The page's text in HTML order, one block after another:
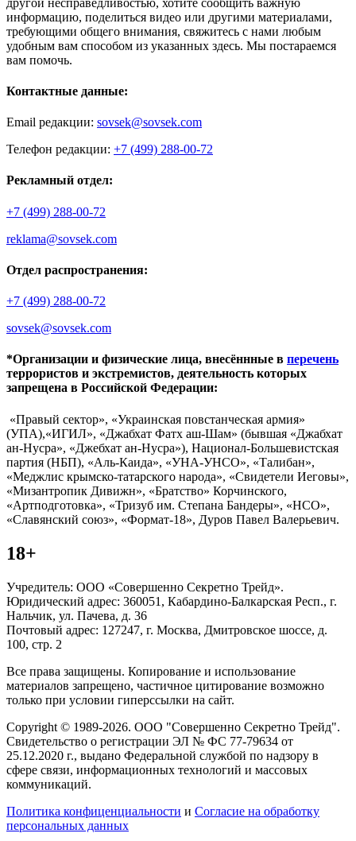
информацию, поделиться видео или другими материалами,
требующими общего внимания, свяжитесь с нами любым
удобным вам способом из указанных здесь. Мы постараемся
вам помочь.
Контактные данные:
Email редакции: sovsek@sovsek.com
Телефон редакции: +7 (499) 288-00-72
Рекламный отдел:
+7 (499) 288-00-72
reklama@sovsek.com
Отдел распространения:
+7 (499) 288-00-72
sovsek@sovsek.com
*Организации и физические лица, внесённные в перечень
террористов и экстремистов, деятельность которых
запрещена в Российской Федерации:
«Правый сектор», «Украинская повстанческая армия»
(УПА),«ИГИЛ», «Джабхат Фатх аш-Шам» (бывшая «Джабхат
ан-Нусра», «Джебхат ан-Нусра»), Национал-Большевистская
партия (НБП), «Аль-Каида», «УНА-УНСО», «Талибан»,
«Меджлис крымско-татарского народа», «Свидетели Иеговы»,
«Мизантропик Дивижн», «Братство» Корчинского,
«Артподготовка», «Тризуб им. Степана Бандеры», «НСО»,
«Славянский союз», «Формат-18», Дуров Павел Валерьевич.
18+
Учредитель: ООО «Совершенно Секретно Трейд».
Юридический адрес: 360051, Кабардино-Балкарская Респ., г.
Нальчик, ул. Пачева, д. 36
Почтовый адрес: 127247, г. Москва, Дмитровское шоссе, д.
100, стр. 2
Все права защищены. Копирование и использование
материалов запрещено, частичное цитирование возможно
только при условии гиперссылки на сайт.
Copyright © 1989-2026. ООО "Совершенно Секретно Трейд".
Свидетельство о регистрации ЭЛ № ФС 77-79634 от
25.12.2020 г., выдано Федеральной службой по надзору в
сфере связи, информационных технологий и массовых
коммуникаций.
Политика конфиценциальности и Согласие на обработку
персональных данных